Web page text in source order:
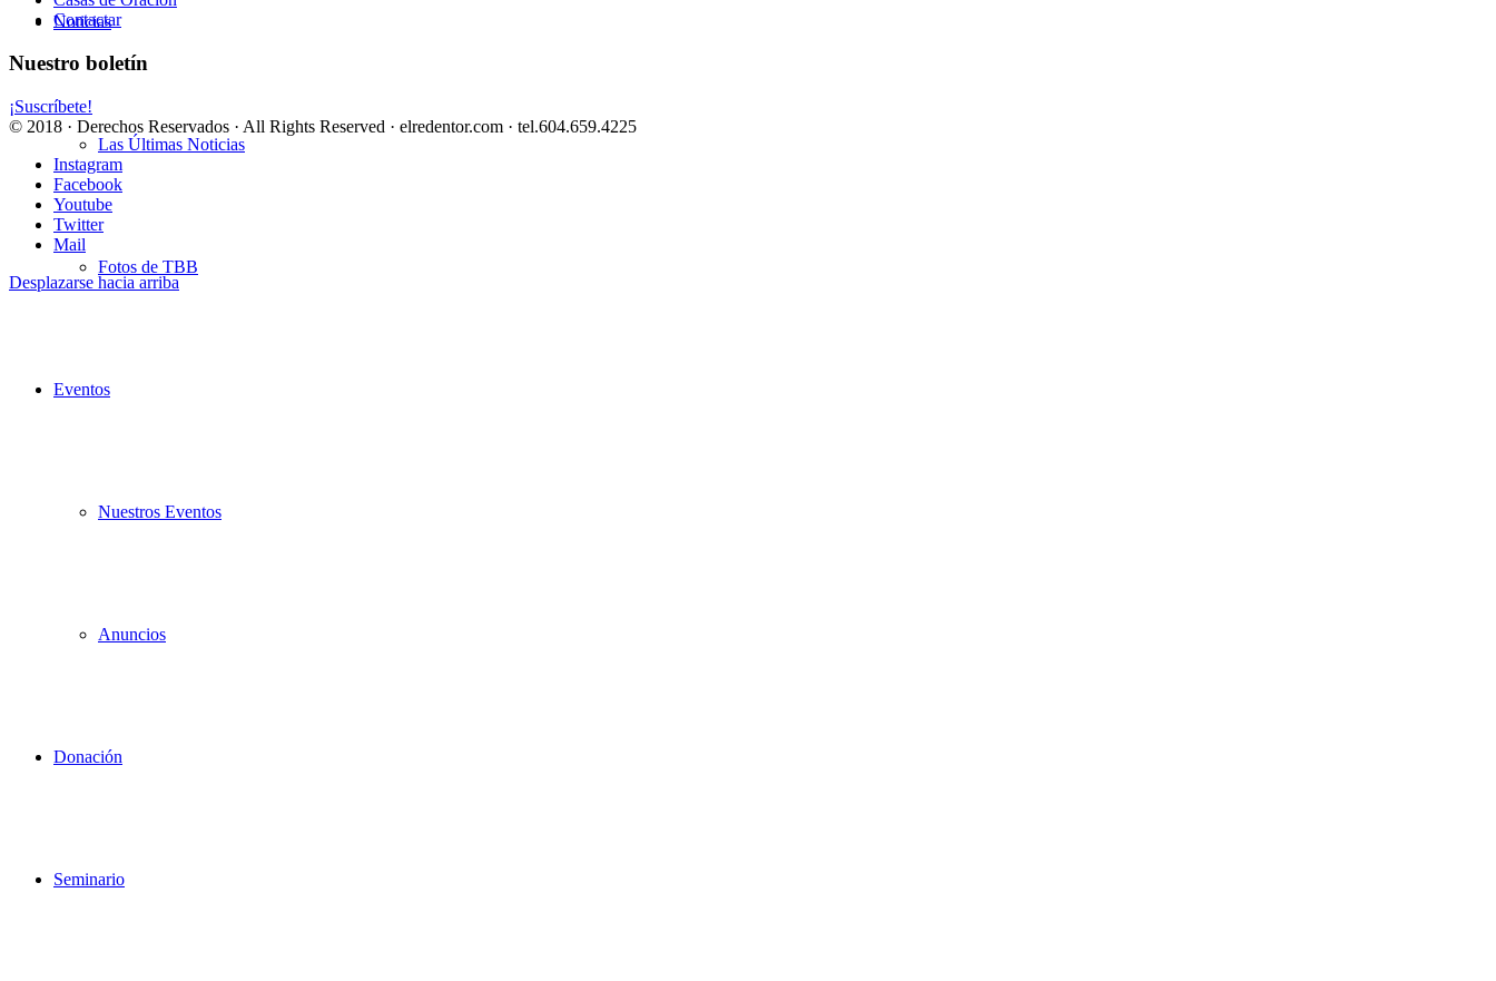
Noticias
Las Últimas Noticias
Fotos de TBB
Eventos
Nuestros Eventos
Anuncios
Donación
Seminario
Contactar
Nuestro boletín
¡Suscríbete!
© 2018 · Derechos Reservados · All Rights Reserved · elredentor.com · tel.604.659.4225
Instagram
Facebook
Youtube
Twitter
Mail
Desplazarse hacia arriba